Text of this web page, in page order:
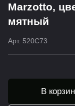
Marzotto,
мятный
Арт. 520C73
В